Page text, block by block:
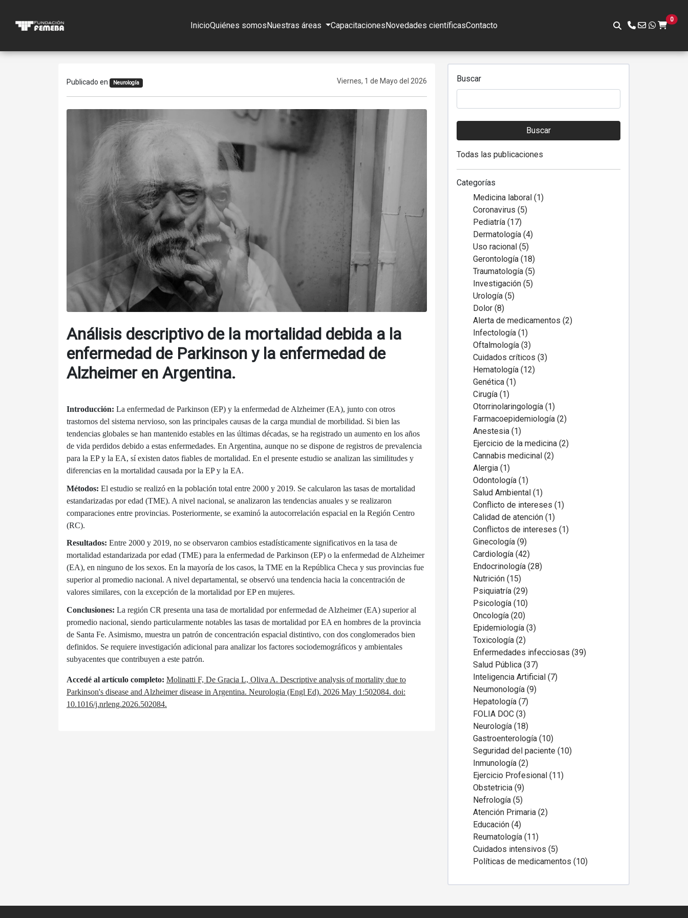
InicioQuiénes somosNuestras áreas CapacitacionesNovedades científicasContacto
0
Publicado en Neurología Viernes, 1 de Mayo del 2026
Análisis descriptivo de la mortalidad debida a la
enfermedad de Parkinson y la enfermedad de
Alzheimer en Argentina.
Introducción: La enfermedad de Parkinson (EP) y la enfermedad de Alzheimer (EA), junto con otros
trastornos del sistema nervioso, son las principales causas de la carga mundial de morbilidad. Si bien las
tendencias globales se han mantenido estables en las últimas décadas, se ha registrado un aumento en los años
de vida perdidos debido a estas enfermedades. En Argentina, aunque no se dispone de registros de prevalencia
para la EP y la EA, sí existen datos fiables de mortalidad. En el presente estudio se analizan las similitudes y
diferencias en la mortalidad causada por la EP y la EA.
Métodos: El estudio se realizó en la población total entre 2000 y 2019. Se calcularon las tasas de mortalidad
estandarizadas por edad (TME). A nivel nacional, se analizaron las tendencias anuales y se realizaron
comparaciones entre provincias. Posteriormente, se examinó la autocorrelación espacial en la Región Centro
(RC).
Resultados: Entre 2000 y 2019, no se observaron cambios estadísticamente significativos en la tasa de
mortalidad estandarizada por edad (TME) para la enfermedad de Parkinson (EP) o la enfermedad de Alzheimer
(EA), en ninguno de los sexos. En la mayoría de los casos, la TME en la República Checa y sus provincias fue
superior al promedio nacional. A nivel departamental, se observó una tendencia hacia la concentración de
valores similares, con la excepción de la mortalidad por EP en mujeres.
Conclusiones: La región CR presenta una tasa de mortalidad por enfermedad de Alzheimer (EA) superior al
promedio nacional, siendo particularmente notables las tasas de mortalidad por EA en hombres de la provincia
de Santa Fe. Asimismo, muestra un patrón de concentración espacial distintivo, con dos conglomerados bien
definidos. Se requiere investigación adicional para analizar los factores sociodemográficos y ambientales
subyacentes que contribuyen a este patrón.
Accedé al artículo completo: Molinatti F, De Gracia L, Oliva A. Descriptive analysis of mortality due to
Parkinson's disease and Alzheimer disease in Argentina. Neurologia (Engl Ed). 2026 May 1:502084. doi:
10.1016/j.nrleng.2026.502084.
Buscar
Buscar
Todas las publicaciones
Categorías
Medicina laboral (1)
Coronavirus (5)
Pediatría (17)
Dermatología (4)
Uso racional (5)
Gerontología (18)
Traumatología (5)
Investigación (5)
Urología (5)
Dolor (8)
Alerta de medicamentos (2)
Infectología (1)
Oftalmología (3)
Cuidados críticos (3)
Hematología (12)
Genética (1)
Cirugía (1)
Otorrinolaringología (1)
Farmacoepidemiología (2)
Anestesia (1)
Ejercicio de la medicina (2)
Cannabis medicinal (2)
Alergia (1)
Odontología (1)
Salud Ambiental (1)
Conflicto de intereses (1)
Calidad de atención (1)
Conflictos de intereses (1)
Ginecología (9)
Cardiología (42)
Endocrinología (28)
Nutrición (15)
Psiquiatría (29)
Psicología (10)
Oncología (20)
Epidemiología (3)
Toxicología (2)
Enfermedades infecciosas (39)
Salud Pública (37)
Inteligencia Artificial (7)
Neumonología (9)
Hepatología (7)
FOLIA DOC (3)
Neurología (18)
Gastroenterología (10)
Seguridad del paciente (10)
Inmunología (2)
Ejercicio Profesional (11)
Obstetricia (9)
Nefrología (5)
Atención Primaria (2)
Educación (4)
Reumatología (11)
Cuidados intensivos (5)
Políticas de medicamentos (10)